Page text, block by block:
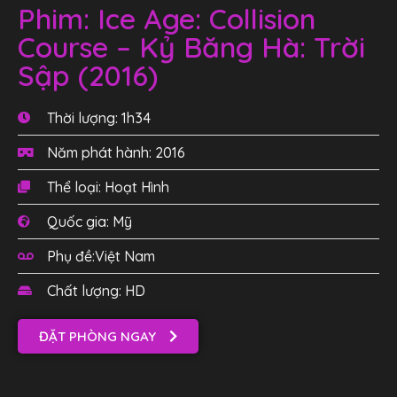
Phim: Ice Age: Collision
Course – Kỷ Băng Hà: Trời
Sập (2016)
Thời lượng: 1h34
Năm phát hành: 2016
Thể loại: Hoạt Hình
Quốc gia: Mỹ
Phụ đề:Việt Nam
Chất lượng: HD
ĐẶT PHÒNG NGAY